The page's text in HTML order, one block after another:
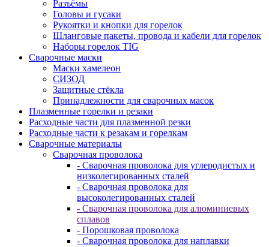
Разъёмы
Головы и гусаки
Рукоятки и кнопки для горелок
Шланговые пакеты, провода и кабели для горелок
Наборы горелок TIG
Сварочные маски
Маски хамелеон
СИЗОД
Защитные стёкла
Принадлежности для сварочных масок
Плазменные горелки и резаки
Расходные части для плазменной резки
Расходные части к резакам и горелкам
Сварочные материалы
Сварочная проволока
- Сварочная проволока для углеродистых и
низколегированных сталей
- Сварочная проволока для
высоколегированных сталей
- Сварочная проволока для алюминиевых
сплавов
- Порошковая проволока
- Сварочная проволока для наплавки